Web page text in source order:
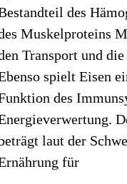
des
Muskelproteins
Transport und
spielt Eisen
des
laut der
für